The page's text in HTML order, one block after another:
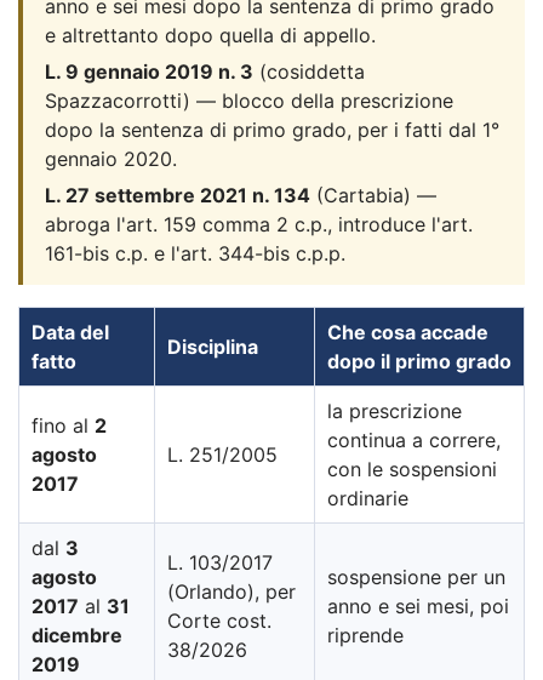
anno e sei mesi dopo la sentenza di primo grado
e altrettanto dopo quella di appello.
L. 9 gennaio 2019 n. 3 (cosiddetta
Spazzacorrotti) — blocco della prescrizione
dopo la sentenza di primo grado, per i fatti dal 1°
gennaio 2020.
L. 27 settembre 2021 n. 134 (Cartabia) —
abroga l'art. 159 comma 2 c.p., introduce l'art.
161-bis c.p. e l'art. 344-bis c.p.p.
Data del
fatto
Disciplina
Che cosa accade
dopo il primo grado
fino al 2
agosto
2017
L. 251/2005
la prescrizione
continua a correre,
con le sospensioni
ordinarie
dal 3
agosto
2017 al 31
dicembre
2019
L. 103/2017
(Orlando), per
Corte cost.
38/2026
sospensione per un
anno e sei mesi, poi
riprende